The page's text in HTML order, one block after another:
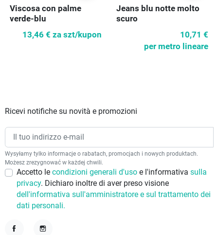
Viscosa con palme
verde-blu
13,46 € za szt/kupon
Jeans blu notte molto
scuro
10,71 €
per metro lineare
Ricevi notifiche su novità e promozioni
Wysyłamy tylko informacje o rabatach, promocjach i nowych produktach.
Możesz zrezygnować w każdej chwili.
Accetto le condizioni generali d'uso e l'informativa sulla
privacy. Dichiaro inoltre di aver preso visione
dell'informativa sull'amministratore e sul trattamento dei
dati personali.